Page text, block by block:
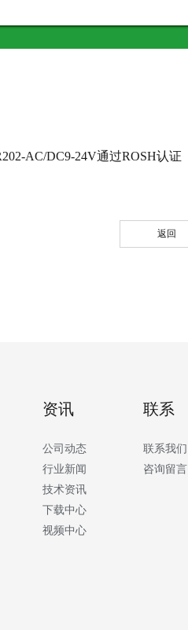
AC/DC9-24V通过ROSH认证
返回
资讯
公司动态
行业新闻
技术资讯
下载中心
视频中心
联系
联系我们
咨询留言